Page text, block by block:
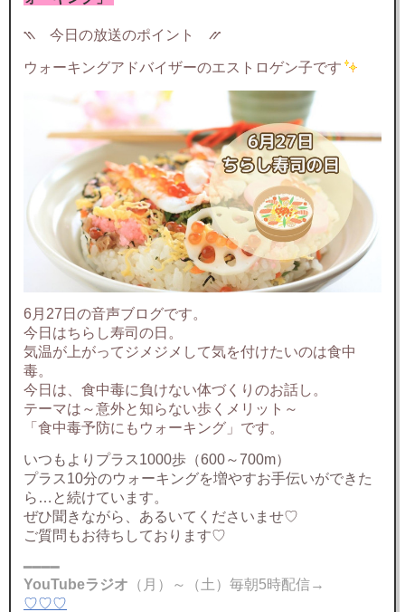
⳹ 今日の放送のポイント ⳼
ウォーキングアドバイザーのエストロゲン子です
6月27日の音声ブログです。
今日はちらし寿司の日。
気温が上がってジメジメして気を付けたいのは食中
毒。
今日は、食中毒に負けない体づくりのお話し。
テーマは～意外と知らない歩くメリット～
「食中毒予防にもウォーキング」です。
いつもよりプラス1000歩（600～700m）
プラス10分のウォーキングを増やすお手伝いができた
ら…と続けています。
ぜひ聞きながら、あるいてくださいませ♡
ご質問もお待ちしております♡
━━━━
YouTubeラジオ （月）～（土）毎朝5時配信→
♡♡♡